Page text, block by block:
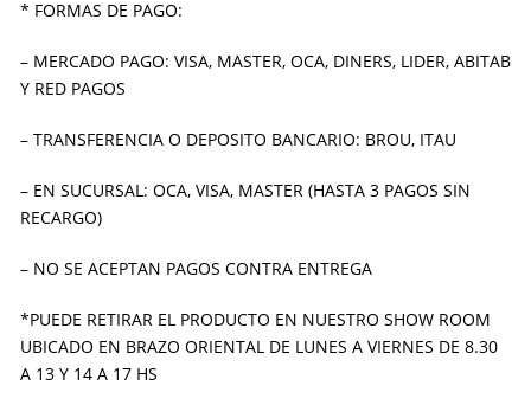
* FORMAS DE PAGO:
– MERCADO PAGO: VISA, MASTER, OCA, DINERS, LIDER, ABITAB
Y RED PAGOS
– TRANSFERENCIA O DEPOSITO BANCARIO: BROU, ITAU
– EN SUCURSAL: OCA, VISA, MASTER (HASTA 3 PAGOS SIN
RECARGO)
– NO SE ACEPTAN PAGOS CONTRA ENTREGA
*PUEDE RETIRAR EL PRODUCTO EN NUESTRO SHOW ROOM
UBICADO EN BRAZO ORIENTAL DE LUNES A VIERNES DE 8.30
A 13 Y 14 A 17 HS